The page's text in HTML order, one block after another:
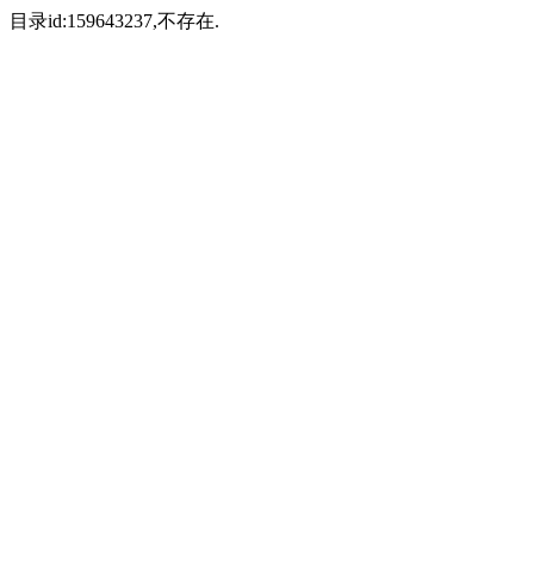
目录id:159643237,不存在.